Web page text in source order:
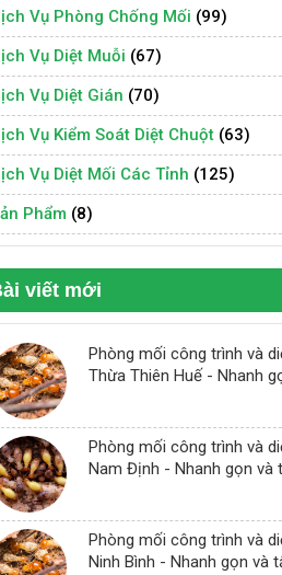
Vụ Phòng Chống Mối (99)
Vụ Diệt Muỗi (67)
Vụ Diệt Gián (70)
Vụ Kiểm Soát Diệt Chuột (63)
Vụ Diệt Mối Các Tỉnh (125)
Phẩm (8)
viết mới
Phòng mối công trình và
Thừa Thiên Huế - Nhanh
Phòng mối công trình và
Nam Định - Nhanh gọn và
Phòng mối công trình và
Ninh Bình - Nhanh gọn và